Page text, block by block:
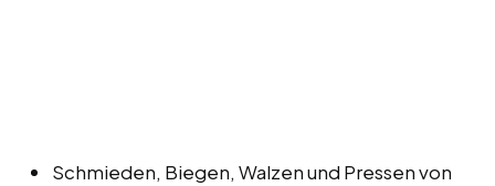
Schmieden, Biegen, Walzen und Pressen von